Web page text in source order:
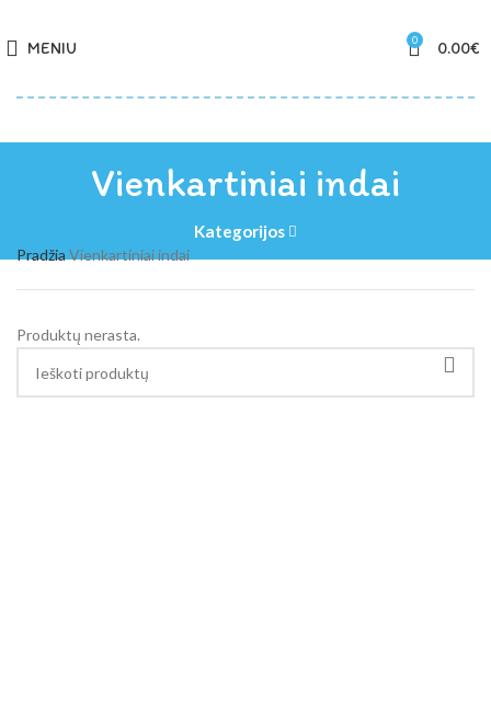
MENIU 0 0.00€
Vienkartiniai indai
Kategorijos
Pradžia Vienkartiniai indai
Produktų nerasta.